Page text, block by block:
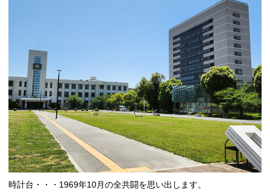
時計台・・・1969年10月の全共闘を思い出します。